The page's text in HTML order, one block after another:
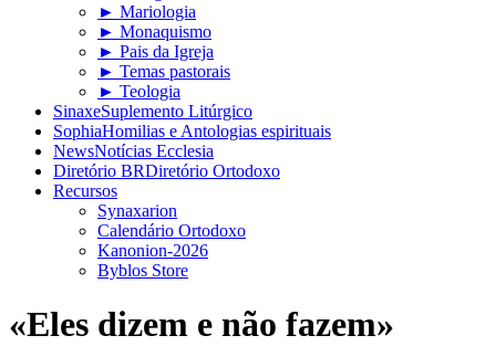
► Mariologia
► Monaquismo
► Pais da Igreja
► Temas pastorais
► Teologia
SinaxeSuplemento Litúrgico
SophiaHomilias e Antologias espirituais
NewsNotícias Ecclesia
Diretório BRDiretório Ortodoxo
Recursos
Synaxarion
Calendário Ortodoxo
Kanonion-2026
Byblos Store
«Eles dizem e não fazem»